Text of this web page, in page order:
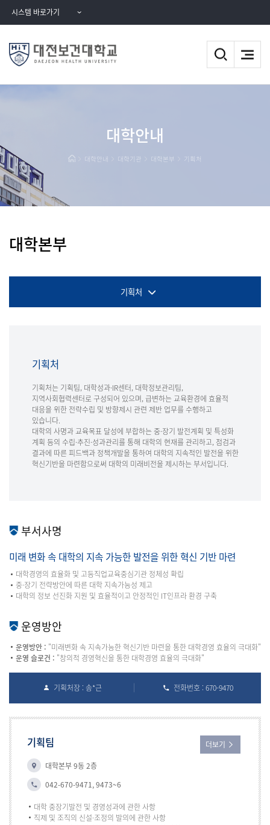
시스템 바로가기
대학안내
대학안내 대학기관 대학본부 기획처
대학본부
기획처
기획처
기획처는 기획팀, 대학성과·IR센터, 대학정보관리팀,
지역사회협력센터로 구성되어 있으며, 급변하는 교육환경에 효율적
대응을 위한 전략수립 및 방향제시 관련 제반 업무를 수행하고
있습니다.
대학의 사명과 교육목표 달성에 부합하는 중·장기 발전계획 및 특성화
계획 등의 수립·추진·성과관리를 통해 대학의 현재를 관리하고, 점검과
결과에 따른 피드백과 정책개발을 통하여 대학의 지속적인 발전을 위한
혁신기반을 마련함으로써 대학의 미래비전을 제시하는 부서입니다.
부서사명
미래 변화 속 대학의 지속 가능한 발전을 위한 혁신 기반 마련
대학경영의 효율화 및 고등직업교육중심기관 정체성 확립
중·장기 전략방안에 따른 대학 지속가능성 제고
대학의 정보 선진화 지원 및 효율적이고 안정적인 IT인프라 환경 구축
운영방안
운영방안 : "미래변화 속 지속가능한 혁신기반 마련을 통한 대학경영 효율의 극대화"
운영 슬로건 : "창의적 경영혁신을 통한 대학경영 효율의 극대화"
기획처장 : 송*근 전화번호 : 670-9470
기획팀
대학본부 9동 2층
042-670-9471, 9473~6
대학 중장기발전 및 경영성과에 관한 사항
직제 및 조직의 신설·조정의 발의에 관한 사항
더보기